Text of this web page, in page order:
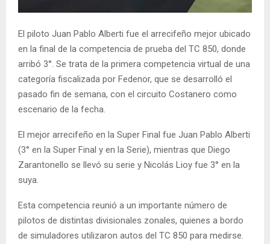
El piloto Juan Pablo Alberti fue el arrecifeño mejor ubicado
en la final de la competencia de prueba del TC 850, donde
arribó 3°. Se trata de la primera competencia virtual de una
categoría fiscalizada por Fedenor, que se desarrolló el
pasado fin de semana, con el circuito Costanero como
escenario de la fecha.
El mejor arrecifeño en la Super Final fue Juan Pablo Alberti
(3° en la Super Final y en la Serie), mientras que Diego
Zarantonello se llevó su serie y Nicolás Lioy fue 3° en la
suya.
Esta competencia reunió a un importante número de
pilotos de distintas divisionales zonales, quienes a bordo
de simuladores utilizaron autos del TC 850 para medirse.